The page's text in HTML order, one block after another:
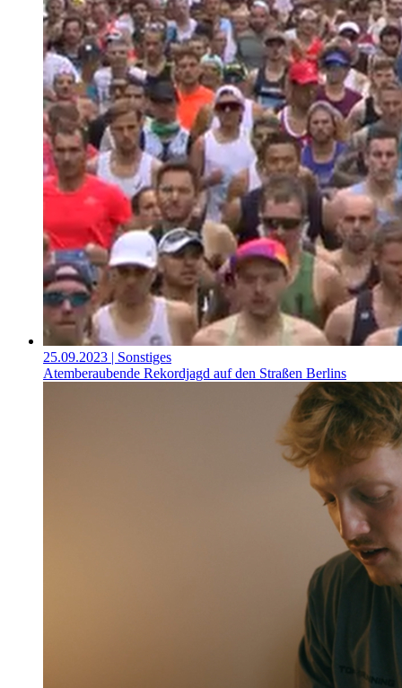
25.09.2023 | Sonstiges
Atemberaubende Rekordjagd auf den Straßen Berlins